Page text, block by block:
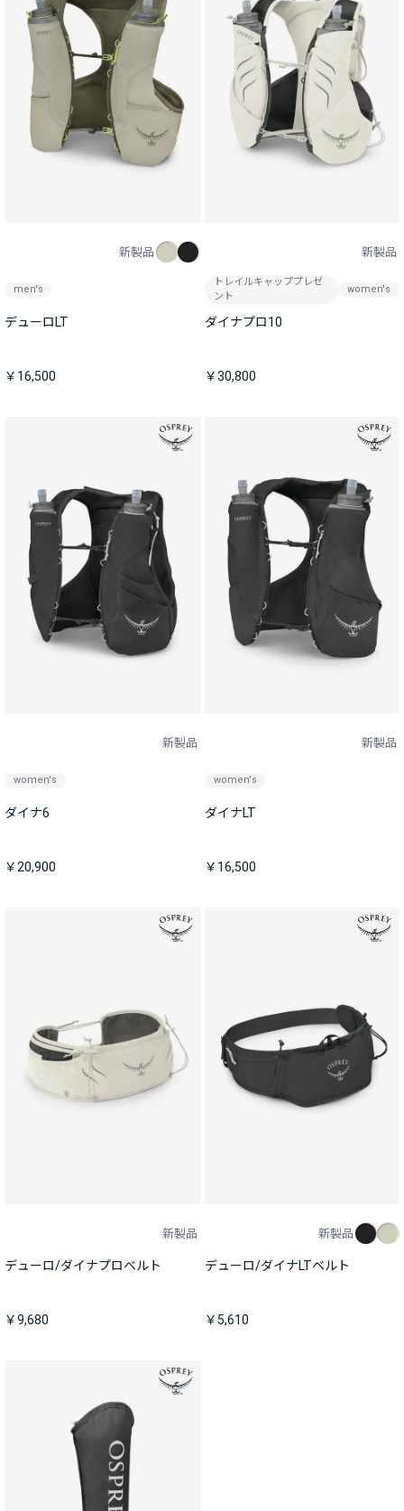
新製品
men's
デューロLT
￥16,500
新製品
トレイルキャッププレゼ
ント
women's
ダイナプロ10
￥30,800
新製品
women's
ダイナ6
￥20,900
新製品
women's
ダイナLT
￥16,500
新製品
デューロ/ダイナプロベルト
￥9,680
新製品
デューロ/ダイナLTベルト
￥5,610